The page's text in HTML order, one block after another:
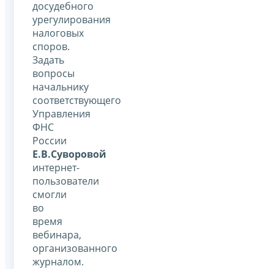
досудебного
урегулирования
налоговых
споров.
Задать
вопросы
начальнику
соответствующего
Управления
ФНС
России
Е.В.Суворовой
интернет-
пользователи
смогли
во
время
вебинара,
организованного
журналом.